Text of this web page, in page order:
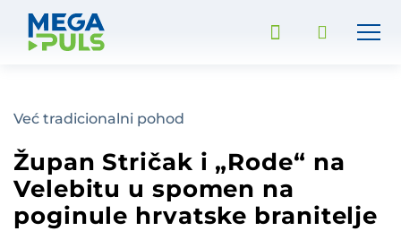
Već tradicionalni pohod
Župan Stričak i „Rode“ na
Velebitu u spomen na
poginule hrvatske branitelje